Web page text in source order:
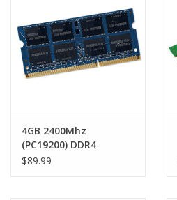
4GB 2400Mhz
(PC19200) DDR4
SODIMM 260 pin RAM
$89.99